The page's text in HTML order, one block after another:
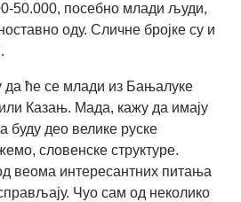
50.000, посебно млади људи,
оду. Сличне бројке су и
ће се млади из Бањалуке
Казањ. Мада, кажу да имају
буду део велике руске
словенске структуре.
веома интересантних питања
Чуо сам од неколико